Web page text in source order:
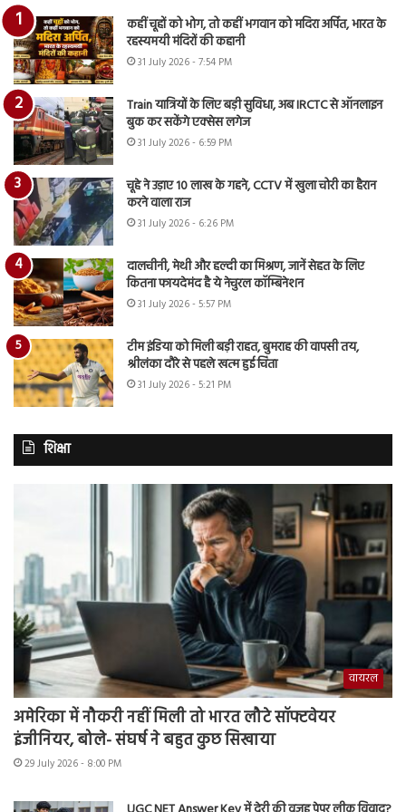
कहीं चूहों को भोग, तो कहीं भगवान को मदिरा अर्पित, भारत के
रहस्यमयी मंदिरों की कहानी
31 July 2026 - 7:54 PM
Train यात्रियों के लिए बड़ी सुविधा, अब IRCTC से ऑनलाइन
बुक कर सकेंगे एक्सेस लगेज
31 July 2026 - 6:59 PM
चूहे ने उड़ाए 10 लाख के गहने, CCTV में खुला चोरी का हैरान
करने वाला राज
31 July 2026 - 6:26 PM
दालचीनी, मेथी और हल्दी का मिश्रण, जानें सेहत के लिए
कितना फायदेमंद है ये नेचुरल कॉम्बिनेशन
31 July 2026 - 5:57 PM
टीम इंडिया को मिली बड़ी राहत, बुमराह की वापसी तय,
श्रीलंका दौरे से पहले खत्म हुई चिंता
31 July 2026 - 5:21 PM
शिक्षा
वायरल
अमेरिका में नौकरी नहीं मिली तो भारत लौटे सॉफ्टवेयर
इंजीनियर, बोले- संघर्ष ने बहुत कुछ सिखाया
29 July 2026 - 8:00 PM